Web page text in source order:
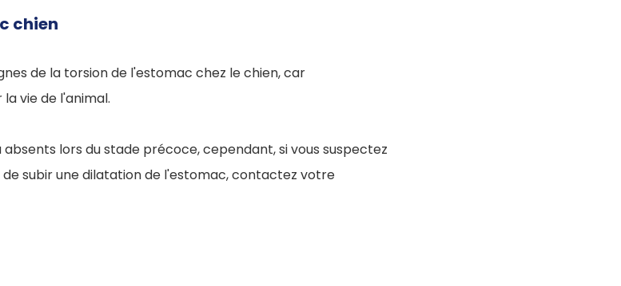
chien
de la torsion de l'estomac chez le chien, car
vie de l'animal.
lors du stade précoce, cependant, si vous suspectez
subir une dilatation de l'estomac, contactez votre